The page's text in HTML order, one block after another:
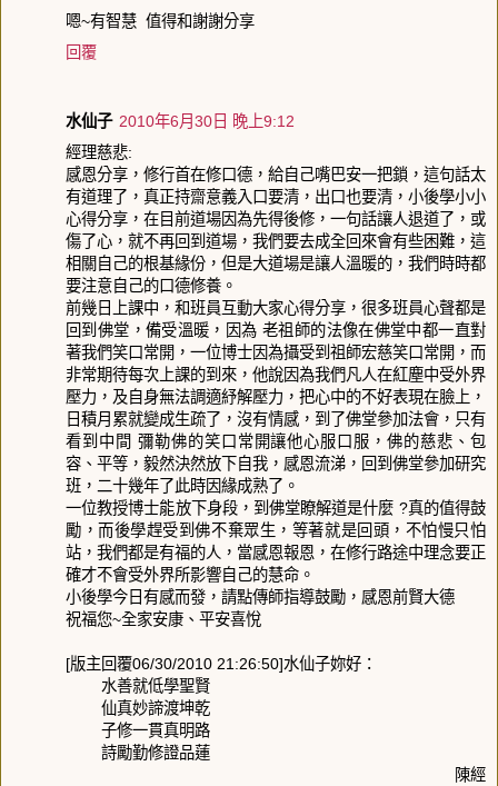
嗯~有智慧 值得和謝謝分享
回覆
水仙子 2010年6月30日 晚上9:12
經理慈悲:
感恩分享，修行首在修口德，給自己嘴巴安一把鎖，這句話太
有道理了，真正持齋意義入口要清，出口也要清，小後學小小
心得分享，在目前道場因為先得後修，一句話讓人退道了，或
傷了心，就不再回到道場，我們要去成全回來會有些困難，這
相關自己的根基緣份，但是大道場是讓人溫暖的，我們時時都
要注意自己的口德修養。
前幾日上課中，和班員互動大家心得分享，很多班員心聲都是
回到佛堂，備受溫暖，因為 老祖師的法像在佛堂中都一直對
著我們笑口常開，一位博士因為攝受到祖師宏慈笑口常開，而
非常期待每次上課的到來，他說因為我們凡人在紅塵中受外界
壓力，及自身無法調適紓解壓力，把心中的不好表現在臉上，
日積月累就變成生疏了，沒有情感，到了佛堂參加法會，只有
看到中間 彌勒佛的笑口常開讓他心服口服，佛的慈悲、包
容、平等，毅然決然放下自我，感恩流涕，回到佛堂參加研究
班，二十幾年了此時因緣成熟了。
一位教授博士能放下身段，到佛堂瞭解道是什麼 ?真的值得鼓
勵，而後學趕受到佛不棄眾生，等著就是回頭，不怕慢只怕
站，我們都是有福的人，當感恩報恩，在修行路途中理念要正
確才不會受外界所影響自己的慧命。
小後學今日有感而發，請點傳師指導鼓勵，感恩前賢大德
祝福您~全家安康、平安喜悅
[版主回覆06/30/2010 21:26:50]水仙子妳好：
水善就低學聖賢
仙真妙諦渡坤乾
子修一貫真明路
詩勵勤修證品蓮
陳經